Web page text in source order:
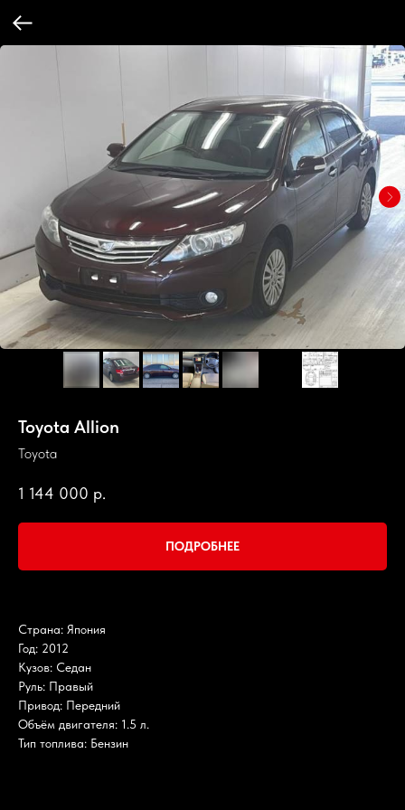
Toyota Allion
Toyota
1 144 000 р.
ПОДРОБНЕЕ
Страна: Япония
Год: 2012
Кузов: Седан
Руль: Правый
Привод: Передний
Объём двигателя: 1.5 л.
Тип топлива: Бензин